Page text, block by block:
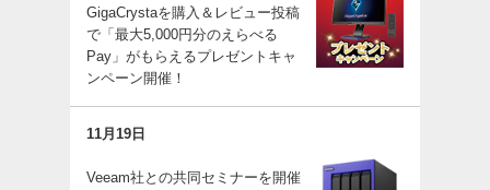
GigaCrystaを購入＆レビュー投稿
で「最大5,000円分のえらべる
Pay」がもらえるプレゼントキャ
ンペーン開催！
11月19日
Veeam社との共同セミナーを開催